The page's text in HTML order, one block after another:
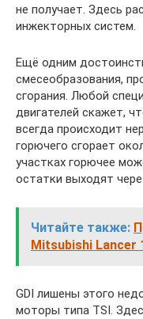
не получает. Здесь
инжекторных систем.
Ещё одним
смесеобразования,
сгорания. Любой
двигателей скажет,
всегда происходит
горючего сгорает
участках горючее
остатки выходят
Читайте также:
Mitsubishi Lancer
GDI лишены этого
моторы типа TSI.